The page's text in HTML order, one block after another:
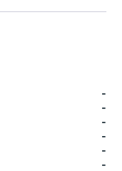
-
-
-
-
-
-